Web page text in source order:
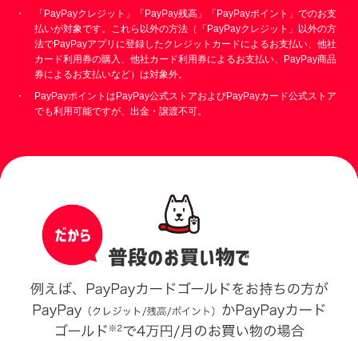
「PayPayクレジット」「PayPay残高」「PayPayポイント」でのお支
払いが対象です。これら以外の方法（「PayPayクレジット」以外の方
法でPayPayアプリに登録したクレジットカードによるお支払い、他社
カード利用券の購入、他社カード利用券によるお支払い、PayPay商品
券によるお支払いなど）は対象外。
PayPayポイントはPayPay公式ストアおよびPayPayカード公式ストア
でも利用可能ですが、出金・譲渡不可。